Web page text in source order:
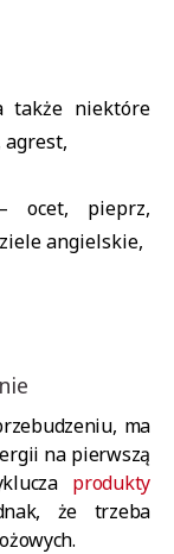
także niektóre
ocet, pieprz,
angielskie,
ma
na pierwszą
produkty
że trzeba